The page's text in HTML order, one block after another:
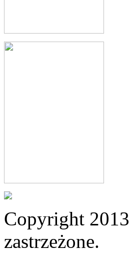
Copyright
zastrzeżone.